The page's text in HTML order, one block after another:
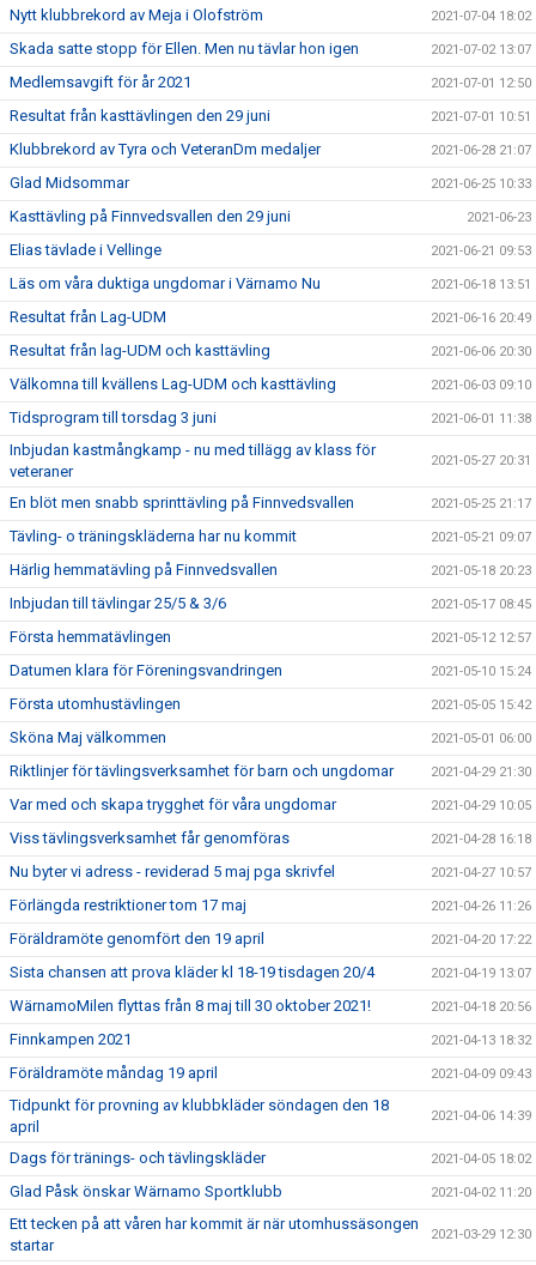
Nytt klubbrekord av Meja i Olofström 2021-07-04 18:02
Skada satte stopp för Ellen. Men nu tävlar hon igen 2021-07-02 13:07
Medlemsavgift för år 2021 2021-07-01 12:50
Resultat från kasttävlingen den 29 juni 2021-07-01 10:51
Klubbrekord av Tyra och VeteranDm medaljer 2021-06-28 21:07
Glad Midsommar 2021-06-25 10:33
Kasttävling på Finnvedsvallen den 29 juni 2021-06-23
Elias tävlade i Vellinge 2021-06-21 09:53
Läs om våra duktiga ungdomar i Värnamo Nu 2021-06-18 13:51
Resultat från Lag-UDM 2021-06-16 20:49
Resultat från lag-UDM och kasttävling 2021-06-06 20:30
Välkomna till kvällens Lag-UDM och kasttävling 2021-06-03 09:10
Tidsprogram till torsdag 3 juni 2021-06-01 11:38
Inbjudan kastmångkamp - nu med tillägg av klass för
veteraner
2021-05-27 20:31
En blöt men snabb sprinttävling på Finnvedsvallen 2021-05-25 21:17
Tävling- o träningskläderna har nu kommit 2021-05-21 09:07
Härlig hemmatävling på Finnvedsvallen 2021-05-18 20:23
Inbjudan till tävlingar 25/5 & 3/6 2021-05-17 08:45
Första hemmatävlingen 2021-05-12 12:57
Datumen klara för Föreningsvandringen 2021-05-10 15:24
Första utomhustävlingen 2021-05-05 15:42
Sköna Maj välkommen 2021-05-01 06:00
Riktlinjer för tävlingsverksamhet för barn och ungdomar 2021-04-29 21:30
Var med och skapa trygghet för våra ungdomar 2021-04-29 10:05
Viss tävlingsverksamhet får genomföras 2021-04-28 16:18
Nu byter vi adress - reviderad 5 maj pga skrivfel 2021-04-27 10:57
Förlängda restriktioner tom 17 maj 2021-04-26 11:26
Föräldramöte genomfört den 19 april 2021-04-20 17:22
Sista chansen att prova kläder kl 18-19 tisdagen 20/4 2021-04-19 13:07
WärnamoMilen flyttas från 8 maj till 30 oktober 2021! 2021-04-18 20:56
Finnkampen 2021 2021-04-13 18:32
Föräldramöte måndag 19 april 2021-04-09 09:43
Tidpunkt för provning av klubbkläder söndagen den 18
april
2021-04-06 14:39
Dags för tränings- och tävlingskläder 2021-04-05 18:02
Glad Påsk önskar Wärnamo Sportklubb 2021-04-02 11:20
Ett tecken på att våren har kommit är när utomhussäsongen
startar
2021-03-29 12:30